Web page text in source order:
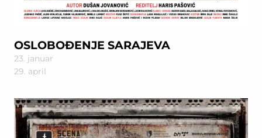
OSLOBOĐENJE SARAJEVA
23. januar
29. april